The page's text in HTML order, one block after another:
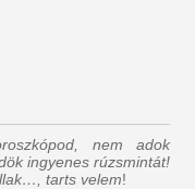
nem adok
ingyenes rúzsmintát!
tarts velem!